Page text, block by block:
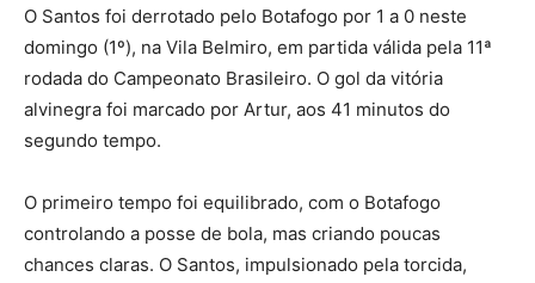
O Santos foi derrotado pelo Botafogo por 1 a 0 neste
domingo (1º), na Vila Belmiro, em partida válida pela 11ª
rodada do Campeonato Brasileiro. O gol da vitória
alvinegra foi marcado por Artur, aos 41 minutos do
segundo tempo.
O primeiro tempo foi equilibrado, com o Botafogo
controlando a posse de bola, mas criando poucas
chances claras. O Santos, impulsionado pela torcida,